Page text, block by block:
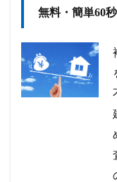
無料・簡単60